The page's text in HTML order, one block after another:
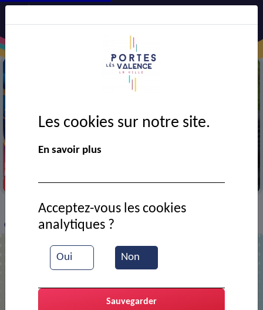
> VIE MUNICIPALE > Ressources documentaires
Cérémonie du 19 mars 1962
Les cookies sur notre site.
En savoir plus
Oui Non
Acceptez-vous les cookies
analytiques ?
Sauvegarder